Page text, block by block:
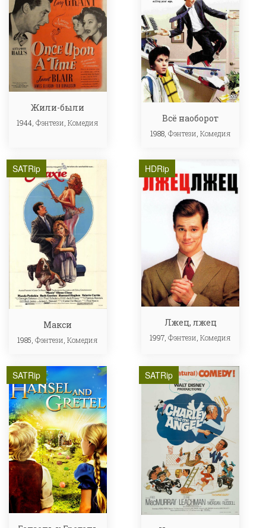
Жили-были
1944,Фэнтези ,Комедия Всё наоборот
1988, Фэнтези, Комедия
SATRip
Макси
1985,Фэнтези ,Комедия
HDRip
Лжец, лжец
1997,Фэнтези,Комедия
SATRip SATRip